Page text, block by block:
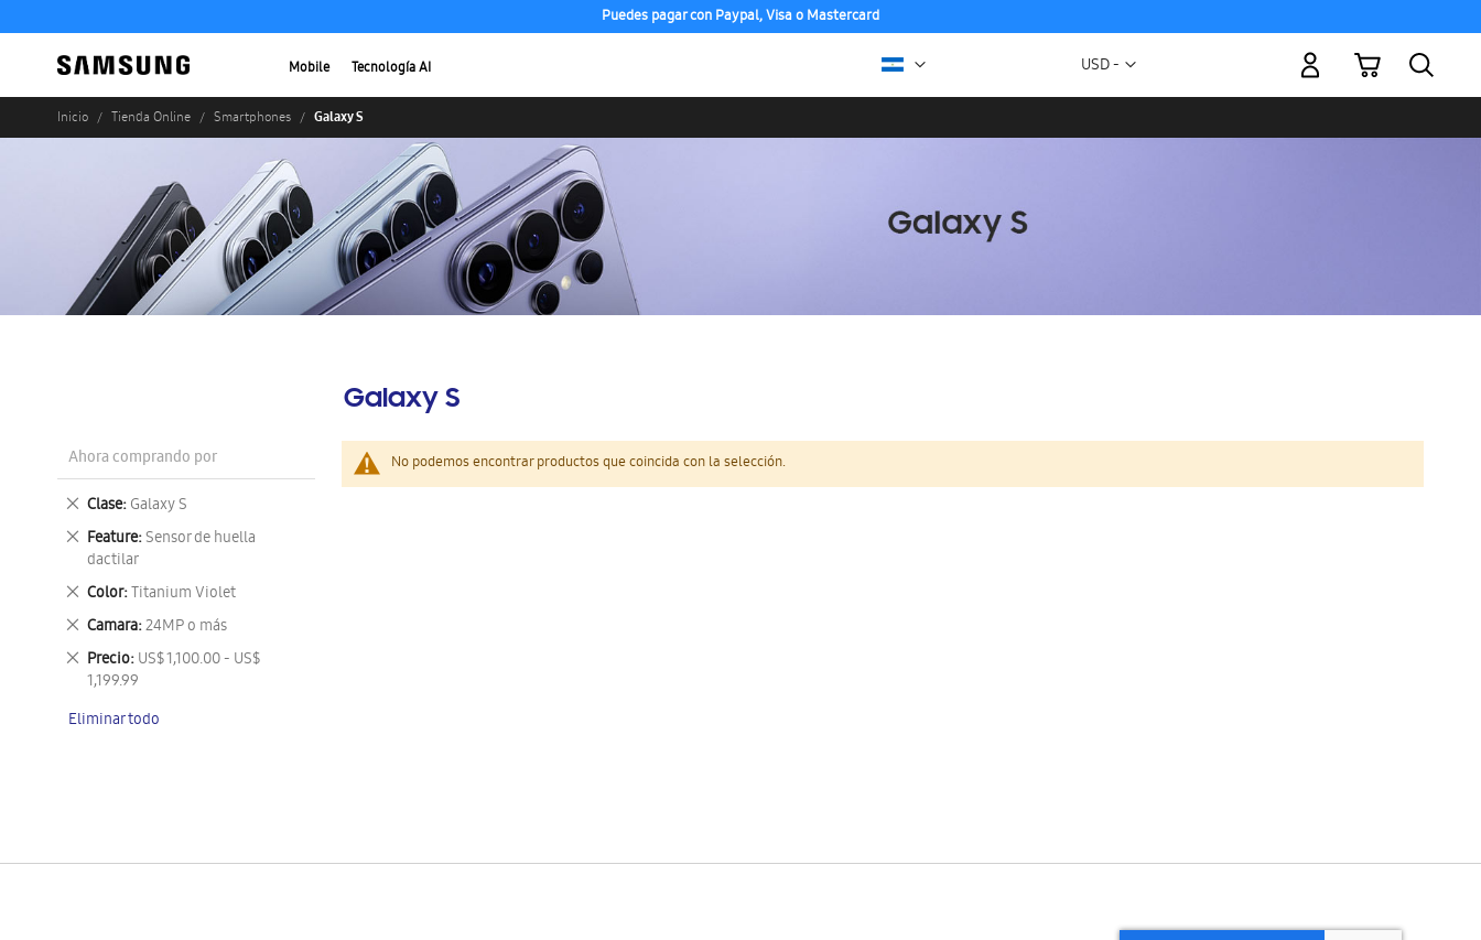
Puedes pagar con Paypal, Visa o Mastercard
Mobile Tecnología AI Moneda
USD -
Mi carrito
Inicio Tienda Online Smartphones Galaxy S
Galaxy S
No podemos encontrar productos que coincida con la selección.
Ahora comprando por
Clase Galaxy S
Eliminar
este
artículo
Feature Sensor de huella
dactilar
Eliminar
este
artículo
Color Titanium Violet
Eliminar
este
artículo
Camara 24MP o más
Eliminar
este
artículo
Precio US$ 1,100.00 - US$
1,199.99
Eliminar
este
Eliminar todo